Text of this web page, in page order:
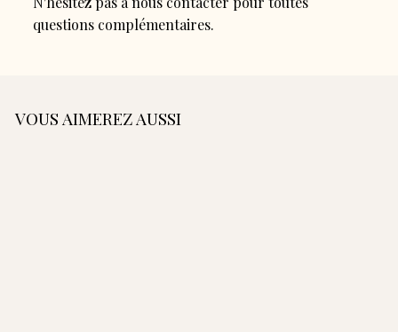
questions complémentaires.
VOUS AIMEREZ AUSSI